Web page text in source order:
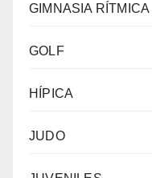
GIMNASIA RÍTMICA
GOLF
HÍPICA
JUDO